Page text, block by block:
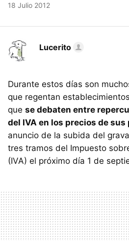
18 Julio 2012
Lucerito
Durante estos días son
que regentan
que se debaten entre
del IVA en los precios de sus
anuncio de la subida del
tres tramos del Impuesto
(IVA) el próximo día 1 de